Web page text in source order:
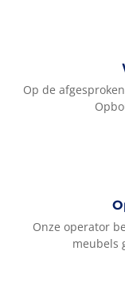
Op de
Onze operator
meubels